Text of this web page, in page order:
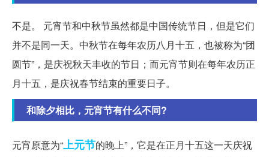
不是。 元宵节和中秋节虽然都是中国传统节日，但是它们
并不是同一天。中秋节在每年农历八月十五，也被称为“团
圆节”，是庆祝秋天丰收的节日；而元宵节则在每年农历正
月十五，是庆祝春节结束的重要日子。
和除夕相比，元宵节有什么不同?
元宵原意为“上元节的晚上”，它是在正月十五这一天庆祝